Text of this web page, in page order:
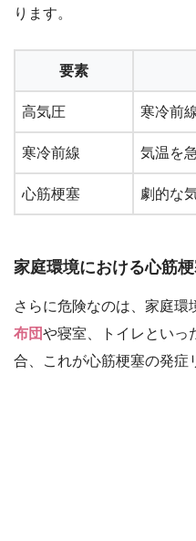
ります。
要素
高気圧 寒冷前
寒冷前線 気温を
心筋梗塞 劇的な
家庭環境における心筋
さらに危険なのは、家庭環
布団や寝室、トイレといっ
合、これが心筋梗塞の発症